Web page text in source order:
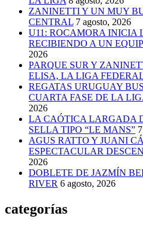
ZANINETTI Y UN MUY
CENTRAL 7 agosto, 2026
U11: ROCAMORA INICIA
RECIBIENDO A UN
2026
PARQUE SUR Y
ELISA, LA LIGA
REGATAS URUGUAY
CUARTA FASE DE LA
2026
LA CAÓTICA LARGADA
SELLA TIPO “LE MANS”
AGUS RATTO Y JUANI
ESPECTACULAR
2026
DOBLETE DE JAZMÍN
RIVER 6 agosto, 2026
categorías